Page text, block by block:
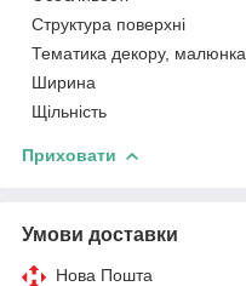
Структура поверхні
Тематика декору, малюнка
Ширина
Щільність
Приховати
Умови доставки
Нова Пошта